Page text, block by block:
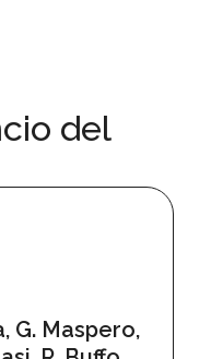
del
G. Maspero,